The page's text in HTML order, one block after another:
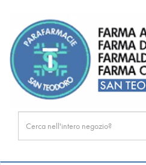
contenuto
principale
DRUGSTORE
Prodotto